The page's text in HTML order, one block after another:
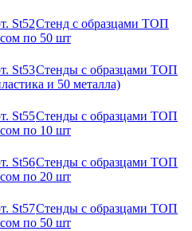
St52Стенд с образцами ТОП
по 50 шт
St53Стенды с образцами ТОП
и 50 металла)
St55Стенды с образцами ТОП
по 10 шт
St56Стенды с образцами ТОП
по 20 шт
St57Стенды с образцами ТОП
по 50 шт